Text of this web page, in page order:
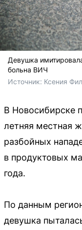
Девушка
больна ВИЧ
Источник: Ксения
В Новосибирске
летняя местная
разбойных
в продуктовых
года.
По данным
девушка